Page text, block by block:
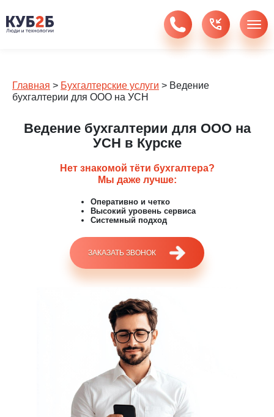
Главная > Бухгалтерские услуги > Ведение
бухгалтерии для ООО на УСН
Ведение бухгалтерии для ООО на
УСН в Курске
Нет знакомой тёти бухгалтера?
Мы даже лучше:
Оперативно и четко
Высокий уровень сервиса
Системный подход
ЗАКАЗАТЬ ЗВОНОК